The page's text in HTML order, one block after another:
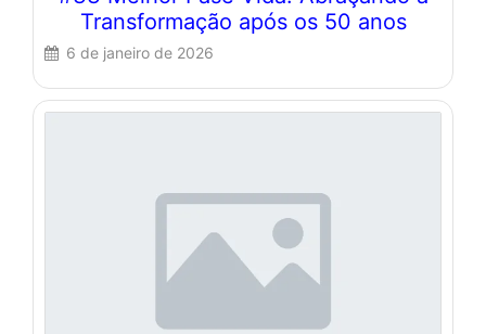
Transformação após os 50 anos
6 de janeiro de 2026